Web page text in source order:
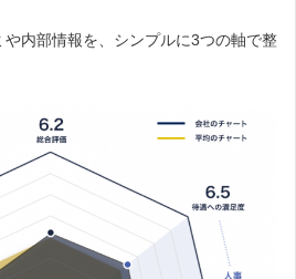
内部情報を、シンプルに3つの軸で整